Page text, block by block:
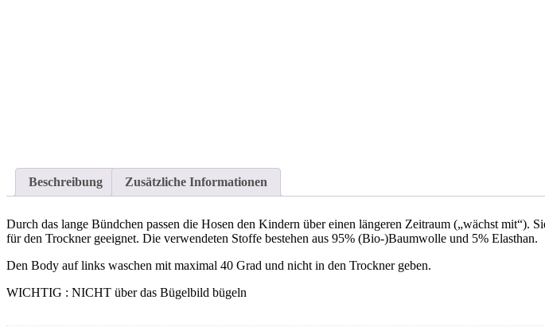
Beschreibung Zusätzliche Informationen
Durch das lange Bündchen passen die Hosen den Kindern über einen längeren Zeitraum („wächst
für den Trockner geeignet. Die verwendeten Stoffe bestehen aus 95% (Bio-)Baumwolle und 5% Elasthan.
Den Body auf links waschen mit maximal 40 Grad und nicht in den Trockner geben.
WICHTIG : NICHT über das Bügelbild bügeln